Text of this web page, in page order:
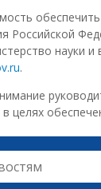
Российской
науки и
.
целях